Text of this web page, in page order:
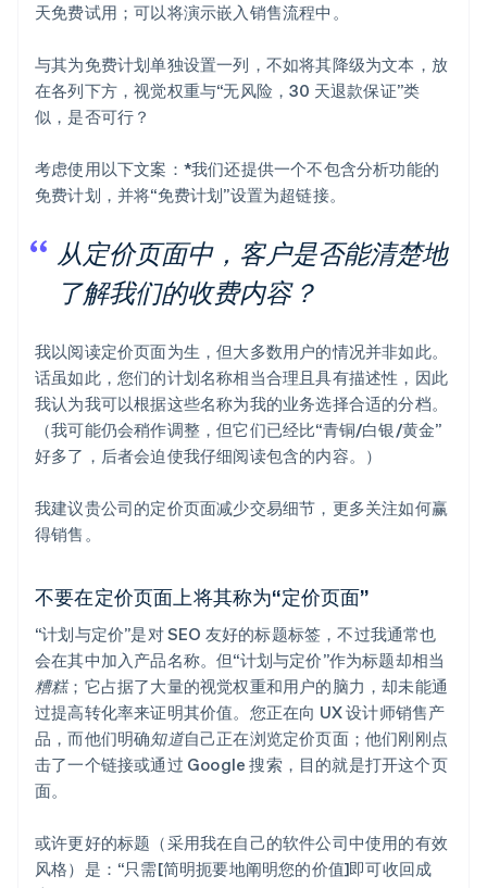
天免费试用；可以将演示嵌入销售流程中。
与其为免费计划单独设置一列，不如将其降级为文本，放
在各列下方，视觉权重与“无风险，30 天退款保证”类
似，是否可行？
考虑使用以下文案：*我们还提供一个不包含分析功能的
免费计划，并将“免费计划”设置为超链接。
从定价页面中，客户是否能清楚地
了解我们的收费内容？
我以阅读定价页面为生，但大多数用户的情况并非如此。
话虽如此，您们的计划名称相当合理且具有描述性，因此
我认为我可以根据这些名称为我的业务选择合适的分档。
（我可能仍会稍作调整，但它们已经比“青铜/白银/黄金”
好多了，后者会迫使我仔细阅读包含的内容。）
我建议贵公司的定价页面减少交易细节，更多关注如何赢
得销售。
不要在定价页面上将其称为“定价页面”
“计划与定价”是对 SEO 友好的标题标签，不过我通常也
会在其中加入产品名称。但“计划与定价”作为标题却相当
糟糕；它占据了大量的视觉权重和用户的脑力，却未能通
过提高转化率来证明其价值。您正在向 UX 设计师销售产
品，而他们明确知道自己正在浏览定价页面；他们刚刚点
击了一个链接或通过 Google 搜索，目的就是打开这个页
面。
或许更好的标题（采用我在自己的软件公司中使用的有效
风格）是：“只需[简明扼要地阐明您的价值]即可收回成